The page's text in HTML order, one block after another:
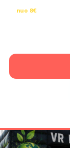
nuo 8€/ mokiniui